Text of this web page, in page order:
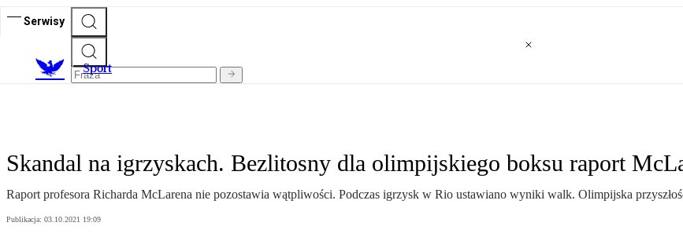
Serwisy
Sport
Skandal na igrzyskach. Bezlitosny dla olimpijskiego boksu raport
Raport profesora Richarda McLarena nie pozostawia wątpliwości. Podczas igrzysk w Rio ustawiano wyniki walk. Olimpijska
Publikacja: 03.10.2021 19:09